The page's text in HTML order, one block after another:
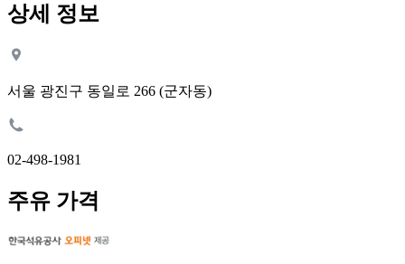
상세 정보
서울 광진구 동일로 266 (군자동)
02-498-1981
주유 가격